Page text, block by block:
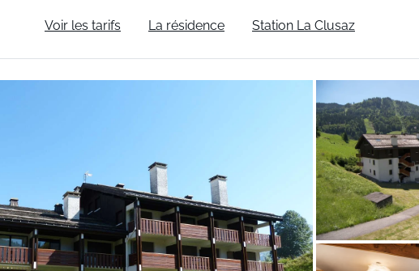
Voir les tarifs La résidence Station La Clusaz